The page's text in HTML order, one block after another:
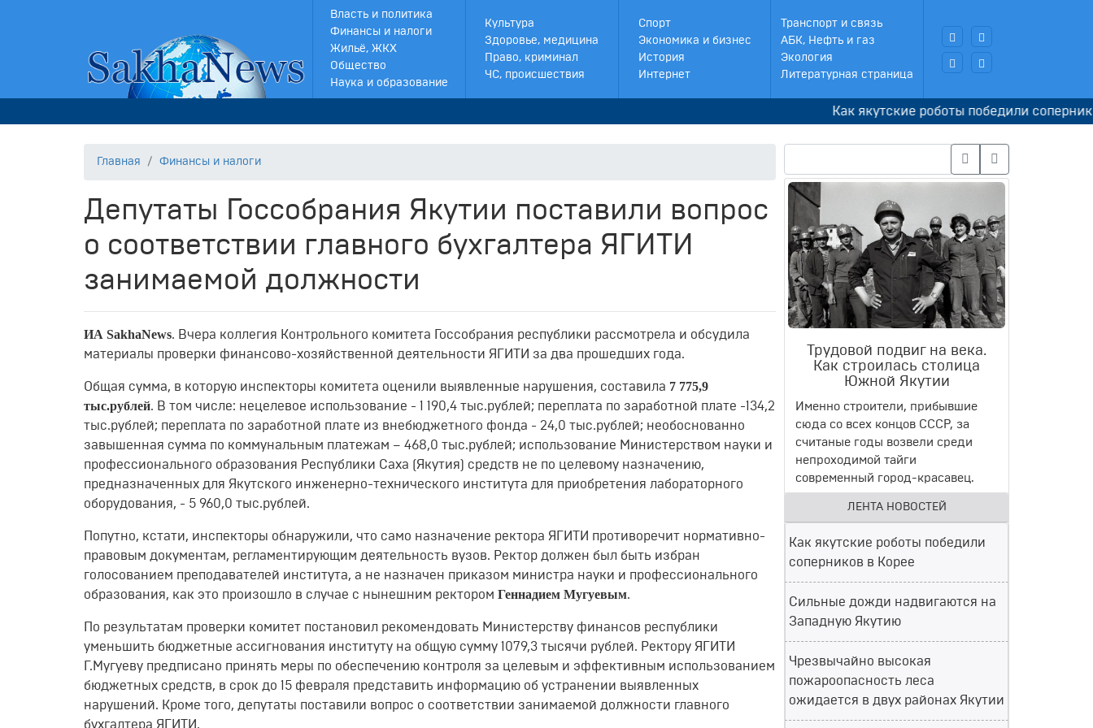
Власть и политика
Финансы и налоги
Жильё, ЖКХ
Общество
Наука и образование
Культура
Здоровье, медицина
Право, криминал
ЧС, происшествия
Спорт
Экономика и бизнес
История
Интернет
Транспорт и связь
АБК, Нефть и газ
Экология
Литературная страница
Как якутские роботы победили соперников в
Главная Финансы и налоги
Депутаты Госсобрания Якутии поставили вопрос
о соответствии главного бухгалтера ЯГИТИ
занимаемой должности
ИА SakhaNews. Вчера коллегия Контрольного комитета Госсобрания республики рассмотрела и обсудила
материалы проверки финансово-хозяйственной деятельности ЯГИТИ за два прошедших года.
Общая сумма, в которую инспекторы комитета оценили выявленные нарушения, составила 7 775,9
тыс.рублей. В том числе: нецелевое использование - 1 190,4 тыс.рублей; переплата по заработной плате -134,2
тыс.рублей; переплата по заработной плате из внебюджетного фонда - 24,0 тыс.рублей; необоснованно
завышенная сумма по коммунальным платежам – 468,0 тыс.рублей; использование Министерством науки и
профессионального образования Республики Саха (Якутия) средств не по целевому назначению,
предназначенных для Якутского инженерно-технического института для приобретения лабораторного
оборудования, - 5 960,0 тыс.рублей.
Попутно, кстати, инспекторы обнаружили, что само назначение ректора ЯГИТИ противоречит нормативно-
правовым документам, регламентирующим деятельность вузов. Ректор должен был быть избран
голосованием преподавателей института, а не назначен приказом министра науки и профессионального
образования, как это произошло в случае с нынешним ректором Геннадием Мугуевым.
По результатам проверки комитет постановил рекомендовать Министерству финансов республики
уменьшить бюджетные ассигнования институту на общую сумму 1079,3 тысячи рублей. Ректору ЯГИТИ
Г.Мугуеву предписано принять меры по обеспечению контроля за целевым и эффективным использованием
бюджетных средств, в срок до 15 февраля представить информацию об устранении выявленных
нарушений. Кроме того, депутаты поставили вопрос о соответствии занимаемой должности главного
бухгалтера ЯГИТИ.
Трудовой подвиг на века.
Как строилась столица
Южной Якутии
Именно строители, прибывшие
сюда со всех концов СССР, за
считаные годы возвели среди
непроходимой тайги
современный город-красавец.
ЛЕНТА НОВОСТЕЙ
Как якутские роботы победили
соперников в Корее
Сильные дожди надвигаются на
Западную Якутию
Чрезвычайно высокая
пожароопасность леса
ожидается в двух районах Якутии